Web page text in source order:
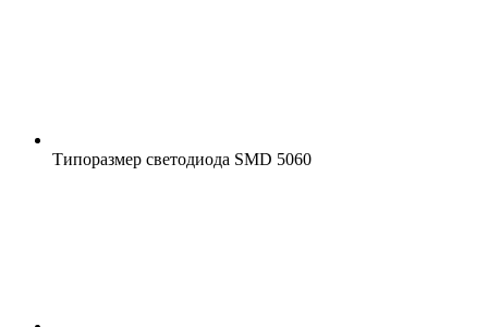
Типоразмер светодиода SMD 5060